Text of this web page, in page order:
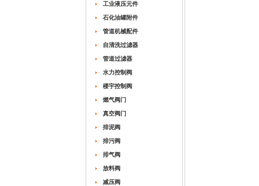
工业液压元件
石化油罐附件
管道机械配件
自清洗过滤器
管道过滤器
水力控制阀
楼宇控制阀
燃气阀门
真空阀门
排泥阀
排污阀
排气阀
放料阀
减压阀